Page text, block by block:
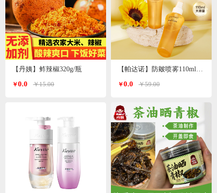
【丹姨】鲊辣椒320g/瓶
￥0.0 ￥15.00 ￥0.0 ￥59.00